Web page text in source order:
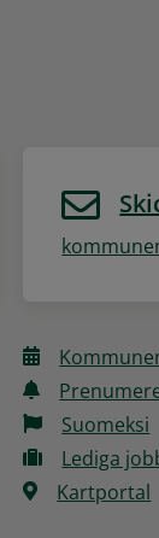
Suomeksi
Lediga
Kartportal